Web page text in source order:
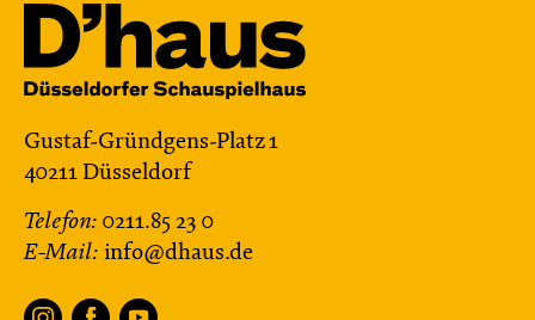
Gustaf-Gründgens-Platz 1
40211 Düsseldorf
Telefon: 0211.85 23 0
E-Mail: info@dhaus.de